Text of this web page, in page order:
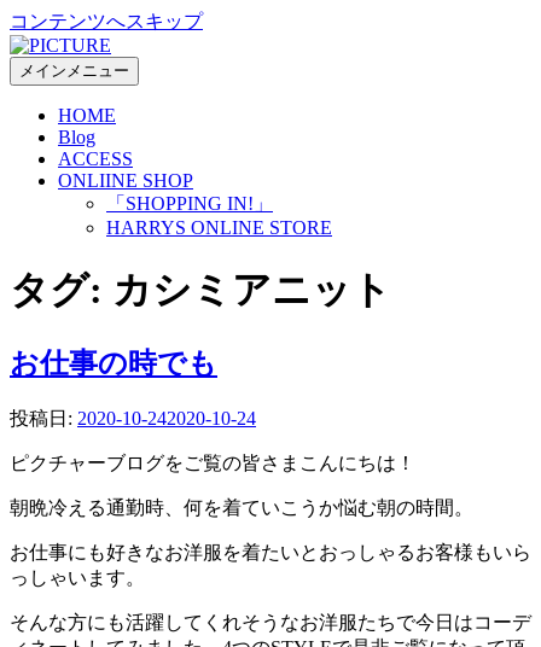
コンテンツへスキップ
メインメニュー
HOME
Blog
ACCESS
ONLIINE SHOP
「SHOPPING IN!」
HARRYS ONLINE STORE
タグ: カシミアニット
お仕事の時でも
投稿日: 2020-10-242020-10-24
ピクチャーブログをご覧の皆さまこんにちは！
朝晩冷える通勤時、何を着ていこうか悩む朝の時間。
お仕事にも好きなお洋服を着たいとおっしゃるお客様もいら
っしゃいます。
そんな方にも活躍してくれそうなお洋服たちで今日はコーデ